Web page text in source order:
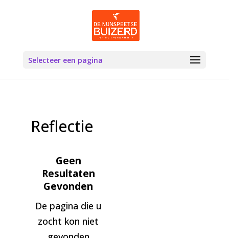
Selecteer een pagina
Reflectie
Geen
Resultaten
Gevonden
De pagina die u
zocht kon niet